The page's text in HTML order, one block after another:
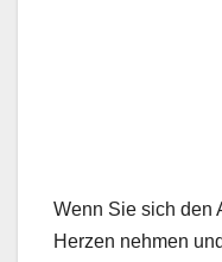
Wenn Sie sich den
Herzen nehmen